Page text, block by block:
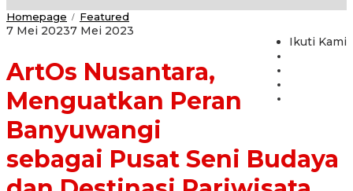
Homepage / Featured
Nusantara,
Banyuwangi
sebagai
Seni
dan
Destinasi
Pariwisata
Ikuti Kami
7 Mei 20237 Mei 2023
ArtOs Nusantara,
Menguatkan Peran
Banyuwangi
sebagai Pusat Seni Budaya